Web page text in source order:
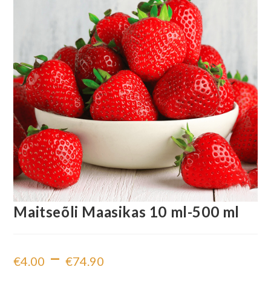
Maitseõli Maasikas 10 ml-500 ml
€4.00 – €74.90